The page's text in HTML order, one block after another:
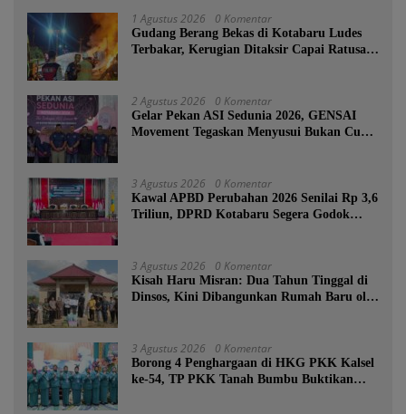
1 Agustus 2026 0 Komentar
Gudang Berang Bekas di Kotabaru Ludes
Terbakar, Kerugian Ditaksir Capai Ratusan
2 Agustus 2026 0 Komentar
Gelar Pekan ASI Sedunia 2026, GENSAI
Movement Tegaskan Menyusui Bukan Cuma
3 Agustus 2026 0 Komentar
Kawal APBD Perubahan 2026 Senilai Rp 3,6
Triliun, DPRD Kotabaru Segera Godok
3 Agustus 2026 0 Komentar
Kisah Haru Misran: Dua Tahun Tinggal di
Dinsos, Kini Dibangunkan Rumah Baru oleh
3 Agustus 2026 0 Komentar
Borong 4 Penghargaan di HKG PKK Kalsel
ke-54, TP PKK Tanah Bumbu Buktikan